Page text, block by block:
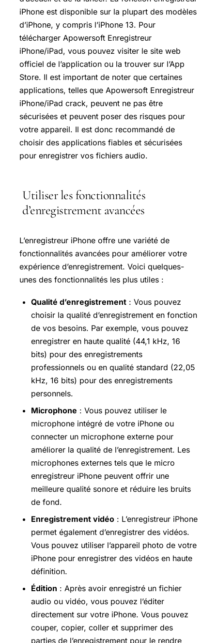
iPhone est disponible sur la plupart des modèles
d’iPhone, y compris l’iPhone 13. Pour
télécharger Apowersoft Enregistreur
iPhone/iPad, vous pouvez visiter le site web
officiel de l’application ou la trouver sur l’App
Store. Il est important de noter que certaines
applications, telles que Apowersoft Enregistreur
iPhone/iPad crack, peuvent ne pas être
sécurisées et peuvent poser des risques pour
votre appareil. Il est donc recommandé de
choisir des applications fiables et sécurisées
pour enregistrer vos fichiers audio.
Utiliser les fonctionnalités
d’enregistrement avancées
L’enregistreur iPhone offre une variété de
fonctionnalités avancées pour améliorer votre
expérience d’enregistrement. Voici quelques-
unes des fonctionnalités les plus utiles :
Qualité d’enregistrement : Vous pouvez
choisir la qualité d’enregistrement en fonction
de vos besoins. Par exemple, vous pouvez
enregistrer en haute qualité (44,1 kHz, 16
bits) pour des enregistrements
professionnels ou en qualité standard (22,05
kHz, 16 bits) pour des enregistrements
personnels.
Microphone : Vous pouvez utiliser le
microphone intégré de votre iPhone ou
connecter un microphone externe pour
améliorer la qualité de l’enregistrement. Les
microphones externes tels que le micro
enregistreur iPhone peuvent offrir une
meilleure qualité sonore et réduire les bruits
de fond.
Enregistrement vidéo : L’enregistreur iPhone
permet également d’enregistrer des vidéos.
Vous pouvez utiliser l’appareil photo de votre
iPhone pour enregistrer des vidéos en haute
définition.
Édition : Après avoir enregistré un fichier
audio ou vidéo, vous pouvez l’éditer
directement sur votre iPhone. Vous pouvez
couper, copier, coller et supprimer des
parties de l’enregistrement pour le rendre